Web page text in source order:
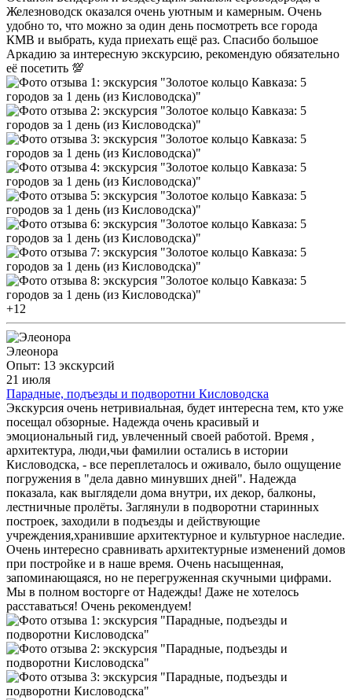
Железноводск оказался очень уютным и камерным. Очень
удобно то, что можно за один день посмотреть все города
КМВ и выбрать, куда приехать ещё раз. Спасибо большое
Аркадию за интересную экскурсию, рекомендую обязательно
её посетить 💯
+12
Элеонора
Опыт: 13 экскурсий
21 июля
Парадные, подъезды и подворотни Кисловодска
Экскурсия очень нетривиальная, будет интересна тем, кто уже
посещал обзорные. Надежда очень красивый и
эмоциональный гид, увлеченный своей работой. Время ,
архитектура, люди,чьи фамилии остались в истории
Кисловодска, - все переплеталось и оживало, было ощущение
погружения в "дела давно минувших дней". Надежда
показала, как выглядели дома внутри, их декор, балконы,
лестничные пролёты. Заглянули в подворотни старинных
построек, заходили в подъезды и действующие
учреждения,хранившие архитектурное и культурное наследие.
Очень интересно сравнивать архитектурные изменений домов
при постройке и в наше время. Очень насыщенная,
запоминающаяся, но не перегруженная скучными цифрами.
Мы в полном восторге от Надежды! Даже не хотелось
расставаться! Очень рекомендуем!